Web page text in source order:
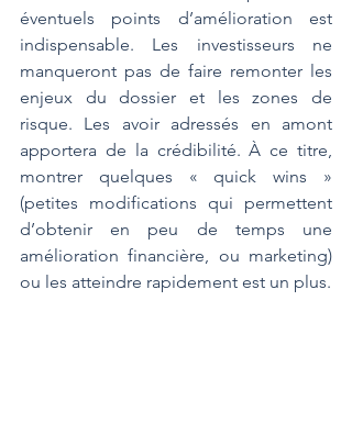
éventuels points d’amélioration est
indispensable. Les investisseurs ne
manqueront pas de faire remonter les
enjeux du dossier et les zones de
risque. Les avoir adressés en amont
apportera de la crédibilité. À ce titre,
montrer quelques « quick wins »
(petites modifications qui permettent
d’obtenir en peu de temps une
amélioration financière, ou marketing)
ou les atteindre rapidement est un plus.